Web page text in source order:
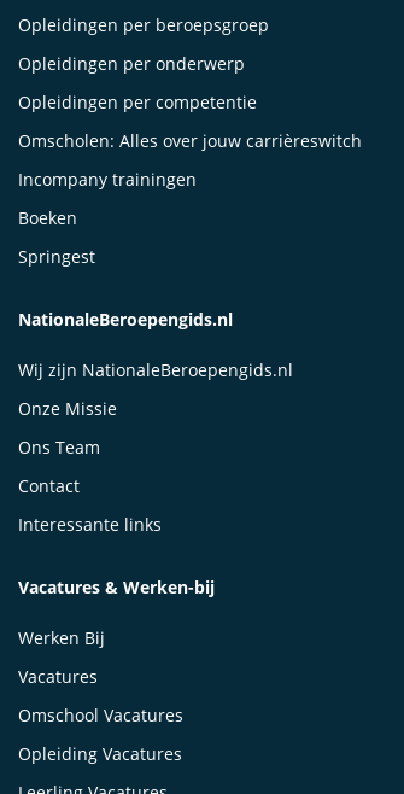
Opleidingen per beroepsgroep
Opleidingen per onderwerp
Opleidingen per competentie
Omscholen: Alles over jouw carrièreswitch
Incompany trainingen
Boeken
Springest
NationaleBeroepengids.nl
Wij zijn NationaleBeroepengids.nl
Onze Missie
Ons Team
Contact
Interessante links
Vacatures & Werken-bij
Werken Bij
Vacatures
Omschool Vacatures
Opleiding Vacatures